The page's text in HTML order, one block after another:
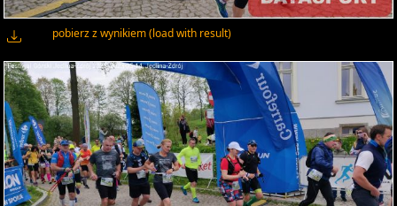
pobierz z wynikiem (load with result)